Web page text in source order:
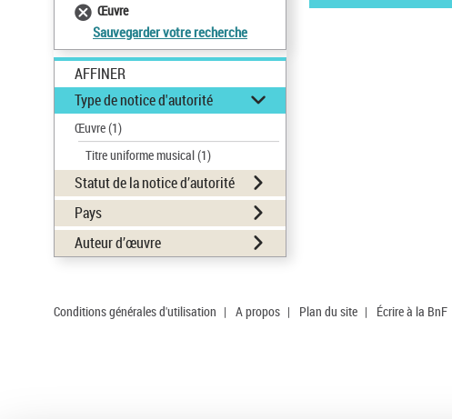
Œuvre
Sauvegarder votre recherche
AFFINER
Type de notice d'autorité
Œuvre(1)
Titre uniforme musical(1)
Statut de la notice d’autorité
Pays
Auteur d’œuvre
Conditions générales d'utilisation | A propos | Plan du site | Écrire à la BnF